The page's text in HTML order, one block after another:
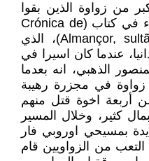
من زواوة الذين بقوا
في مراكش بحد السيف، اذ جاء في كتاب (Crónica de
Almançor, sultão de Marrocos 1578-1603)، الذي
عندما كان اسيرا في
الذهبي، انه بعدما
في مجزرة رهيبة
أربعة اخوة قتل منهم
كثير، وخلال المسير
بمسيحي اوروبي فار
من الزواويين قام